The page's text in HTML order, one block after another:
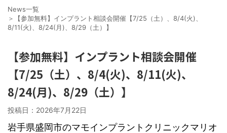
News一覧
＞【参加無料】インプラント相談会開催【7/25（土）、8/4(火)、
8/11(火)、8/24(月)、8/29（土）】
【参加無料】インプラント相談会開催
【7/25（土）、8/4(火)、8/11(火)、
8/24(月)、8/29（土）】
投稿日： 2026年7月22日
岩手県盛岡市のマモインプラントクリニックマリオ